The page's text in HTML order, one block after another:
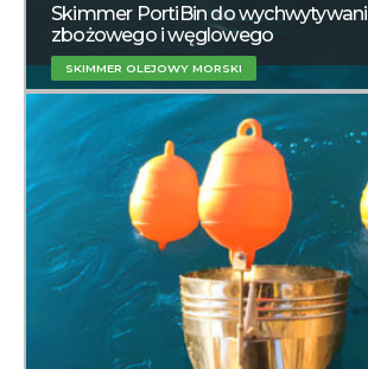
Skimmer PortiBin do
zbożowego i węglowego
SKIMMER OLEJOWY MORSKI